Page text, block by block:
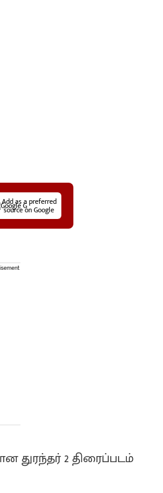
Add as a preferred
source on Google
துரந்தர் 2 திரைப்படம்